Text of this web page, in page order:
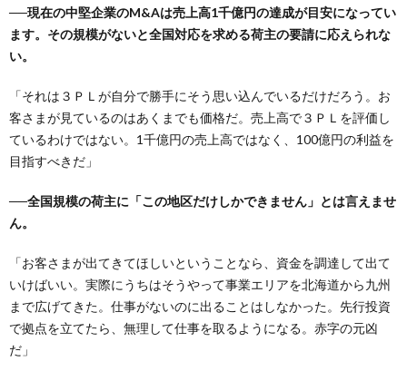
──現在の中堅企業のM&Aは売上高1千億円の達成が目安になってい
ます。その規模がないと全国対応を求める荷主の要請に応えられな
い。
「それは３ＰＬが自分で勝手にそう思い込んでいるだけだろう。お
客さまが見ているのはあくまでも価格だ。売上高で３ＰＬを評価し
ているわけではない。1千億円の売上高ではなく、100億円の利益を
目指すべきだ」
──全国規模の荷主に「この地区だけしかできません」とは言えませ
ん。
「お客さまが出てきてほしいということなら、資金を調達して出て
いけばいい。実際にうちはそうやって事業エリアを北海道から九州
まで広げてきた。仕事がないのに出ることはしなかった。先行投資
で拠点を立てたら、無理して仕事を取るようになる。赤字の元凶
だ」